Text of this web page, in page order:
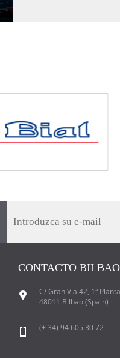
CONTACTO
C/ Gran Via 42, 1ª Planta
48011 Bilbao (Spain)
(+ 34) 94 605 30 72